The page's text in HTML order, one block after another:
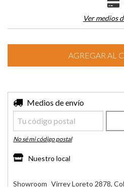
Ver medios
Entregas para el CP:
Medios de envío
No sé mi código postal
Nuestro local
Showroom Virrey Loreto 2878,